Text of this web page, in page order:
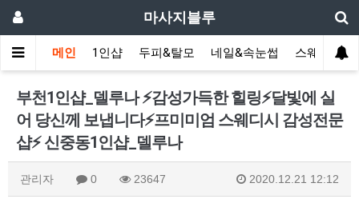
마사지블루
메인 1인샵 두피&탈모 네일&속눈썹 스웨디시(
​부천1인샵_델루나 ⚡감성가득한 힐링⚡달빛에 실
어 당신께 보냅니다⚡프미미엄 스웨디시 감성전문
샵⚡ 신중동1인샵_델루나
관리자 0 23647 2020.12.21 12:12